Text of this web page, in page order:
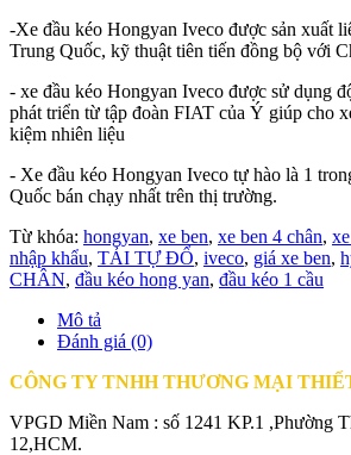
-Xe đầu kéo Hongyan Iveco được sản xuất
Trung Quốc, kỹ thuật tiên tiến đồng bộ với
- xe đầu kéo Hongyan Iveco được sử dụng
phát triển từ tập đoàn FIAT của Ý giúp cho
kiệm nhiên liệu
- Xe đầu kéo Hongyan Iveco tự hào là 1
Quốc bán chạy nhất trên thị trường.
Từ khóa: hongyan, xe ben, xe ben 4 chân,
nhập khẩu, TẢI TỰ ĐỔ, iveco, giá xe ben,
CHÂN, đầu kéo hong yan, đầu kéo 1 cầu
Mô tả
Đánh giá (0)
CÔNG TY TNHH THƯƠNG MẠI
VPGD Miền Nam : số 1241 KP.1 ,Phường
12,HCM.